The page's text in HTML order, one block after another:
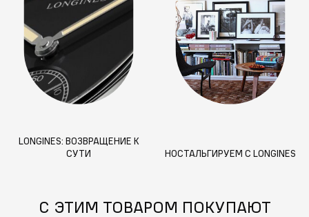
LONGINES: ВОЗВРАЩЕНИЕ К
СУТИ
НОСТАЛЬГИРУЕМ С LONGINES
С ЭТИМ ТОВАРОМ ПОКУПАЮТ